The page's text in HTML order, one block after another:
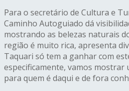
Para o secretário de Cultura e
Caminho Autoguiado dá
mostrando as belezas naturais
região é muito rica, apresenta
Taquari só tem a ganhar com
especificamente, vamos mostrar
para quem é daqui e de fora